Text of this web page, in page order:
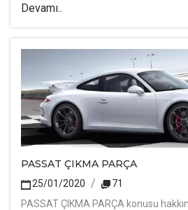
Devamı..
PASSAT ÇIKMA PARÇA
25/01/2020
71
PASSAT ÇIKMA PARÇA konusu